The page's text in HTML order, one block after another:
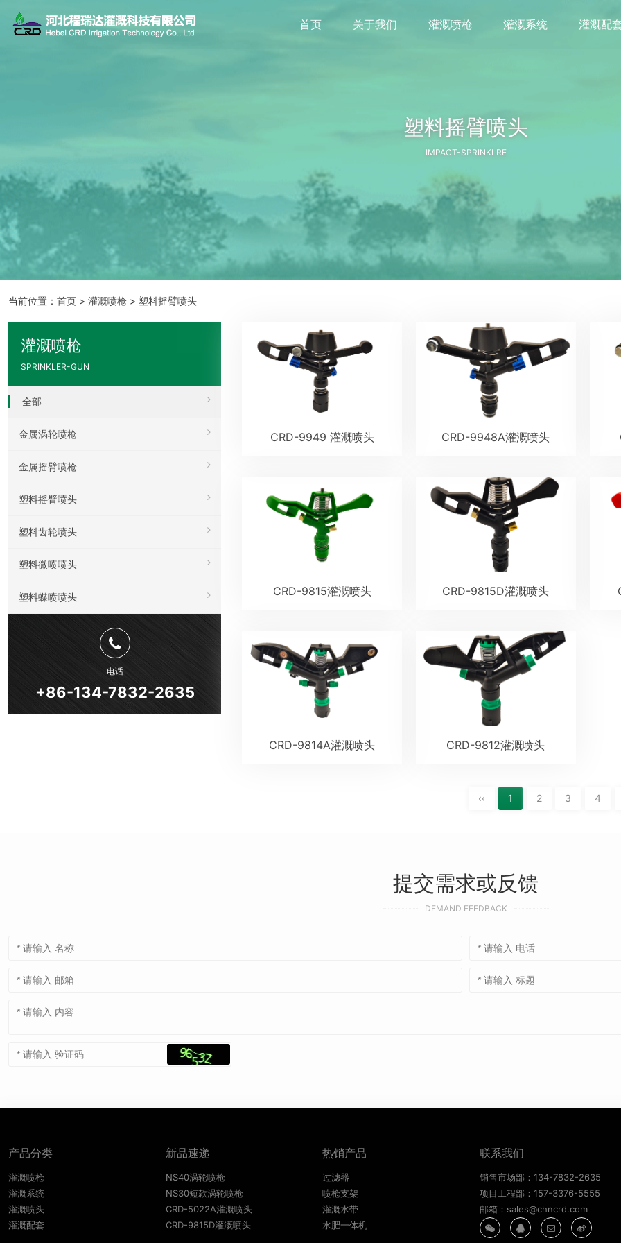
首页 关于我们 灌溉喷枪 灌溉系统 灌溉配
塑料摇臂喷头
IMPACT-SPRINKLRE
当前位置： 首页 > 灌溉喷枪 > 塑料摇臂喷头
灌溉喷枪
SPRINKLER-GUN
全部
金属涡轮喷枪
金属摇臂喷枪
塑料摇臂喷头
塑料齿轮喷头
塑料微喷喷头
塑料蝶喷喷头
电话
+86-134-7832-2635
CRD-9949 灌溉喷头 CRD-9948A灌溉喷头
CRD-9815灌溉喷头 CRD-9815D灌溉喷头
CRD-9814A灌溉喷头 CRD-9812灌溉喷头
‹‹ 1 2 3 4
提交需求或反馈
DEMAND FEEDBACK
产品分类
灌溉喷枪
灌溉系统
灌溉喷头
灌溉配套
新品速递
NS40涡轮喷枪
NS30短款涡轮喷枪
CRD-5022A灌溉喷头
CRD-9815D灌溉喷头
热销产品
过滤器
喷枪支架
灌溉水带
水肥一体机
联系我们
销售市场部：134-7832-2635
项目工程部：157-3376-5555
邮箱：sales@chncrd.com